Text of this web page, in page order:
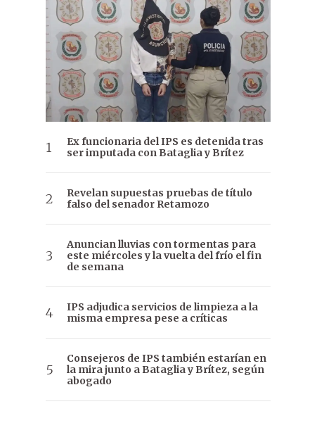
Ex funcionaria del IPS es detenida tras
ser imputada con Bataglia y Brítez
Revelan supuestas pruebas de título
falso del senador Retamozo
Anuncian lluvias con tormentas para
este miércoles y la vuelta del frío el fin
de semana
IPS adjudica servicios de limpieza a la
misma empresa pese a críticas
Consejeros de IPS también estarían en
la mira junto a Bataglia y Brítez, según
abogado